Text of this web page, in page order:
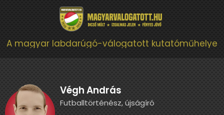
A magyar labdarúgó-válogatott kutatóműhelye
Végh András
Futballtörténész, újságíró